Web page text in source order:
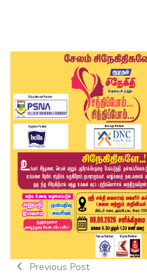
Previous Post